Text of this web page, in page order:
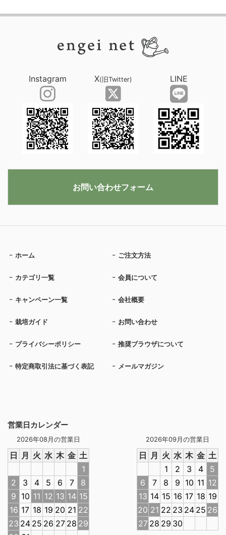
営業日カレンダー
2026年08月の営業日
日 月 火 水 木 金 土
1
2
3 4 5 6 7
8
9 10 11 12 13 14 15
16 17 18 19 20 21 22
23 24 25 26 27 28 29
2026年09月の営業日
日 月 火 水 木 金 土
1
2 3 4
5
6
7 8 9 10 11 12
13 14 15 16 17 18 19
20 21 22 23 24 25 26
27 28 29 30
ホーム ご注文方法
カテゴリ一覧 会員について
キャンペーン一覧 会社概要
栽培ガイド お問い合わせ
プライバシーポリシー 推奨ブラウザについて
特定商取引法に基づく表記 メールマガジン
Instagram X(旧Twitter) LINE
お問い合わせフォーム